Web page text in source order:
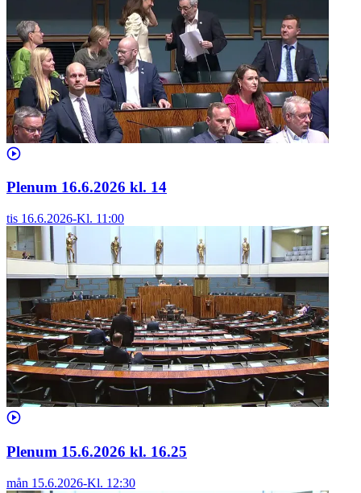
Plenum 16.6.2026 kl. 14
tis 16.6.2026-Kl. 11:00
Plenum 15.6.2026 kl. 16.25
mån 15.6.2026-Kl. 12:30